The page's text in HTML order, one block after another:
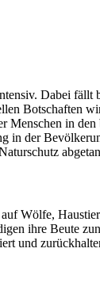
Dabei
Botschaften
in
der
Wölfe,
ihre Beute
und